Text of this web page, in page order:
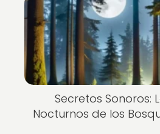
Secretos Sonoros:
Nocturnos de los